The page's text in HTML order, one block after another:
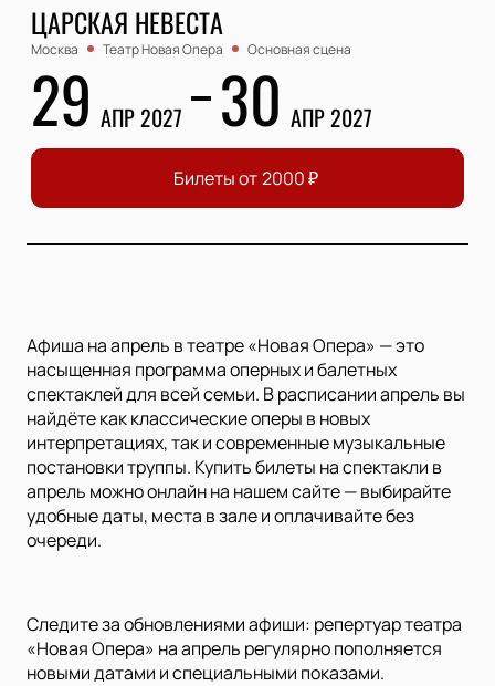
ЦАРСКАЯ НЕВЕСТА
Москва Театр Новая Опера Основная сцена
29 АПР 2027 30 АПР 2027
Билеты от 2000₽
Афиша на апрель в театре «Новая Опера» — это
насыщенная программа оперных и балетных
спектаклей для всей семьи. В расписании апрель вы
найдёте как классические оперы в новых
интерпретациях, так и современные музыкальные
постановки труппы. Купить билеты на спектакли в
апрель можно онлайн на нашем сайте — выбирайте
удобные даты, места в зале и оплачивайте без
очереди.
Следите за обновлениями афиши: репертуар театра
«Новая Опера» на апрель регулярно пополняется
новыми датами и специальными показами.